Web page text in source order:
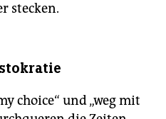
stecken.
choice“ und „weg mit